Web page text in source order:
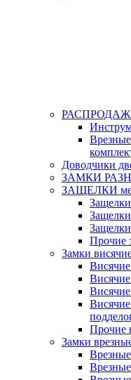
РАСПРОДАЖА
Доводчики
ЗАМКИ
ЗАЩЕЛКИ
Прочие
Замки
Прочие
Замки